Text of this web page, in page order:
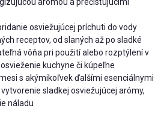
osviežujúcej príchuti do vody
receptov, od slaných až po sladké
vôňa pri použití alebo rozptýlení v
kuchyne či kúpeľne
s akýmikoľvek ďalšími esenciálnymi
sladkej osviežujúcej arómy,
náladu